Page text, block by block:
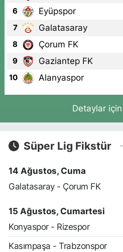
6 Eyüpspor
7 Galatasaray
8 Çorum FK
9 Gaziantep FK
10 Alanyaspor
Detaylar için
Süper Lig Fikstür
14 Ağustos, Cuma
Galatasaray - Çorum FK
15 Ağustos, Cumartesi
Konyaspor - Rizespor
Kasımpaşa - Trabzonspor